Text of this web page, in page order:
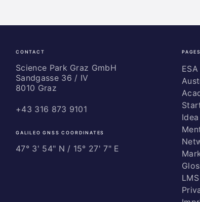
CONTACT
Science Park Graz GmbH
Sandgasse 36 / IV
8010 Graz
+43 316 873 9101
GALILEO GNSS COORDINATES
47° 3' 54" N / ­15° 27' 7" E
PAGES
LMS